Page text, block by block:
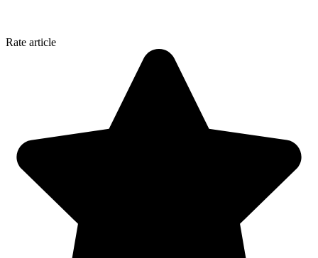
Rate article